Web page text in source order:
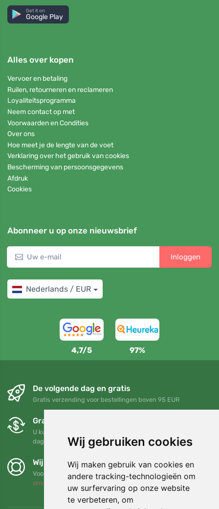
Wij gebruiken cookies
Wij maken gebruik van cookies en
andere tracking-technologieën om
uw surfervaring op onze website
te verbeteren, om
Get it on
Google Play
Alles over kopen
Vervoer en betaling
Ruilen, retourneren en reclameren
Loyaliteitsprogramma
Neem contact op met
Voorwaarden en Condities
Over ons
Hoe meet je de lengte van de voet
Verklaring over het gebruik van cookies
Bescherming van persoonsgegevens
Afdruk
Cookies
Abonneer u op onze nieuwsbrief
Inloggen
Nederlands / EUR
4,7/5 97%
De volgende dag en gratis
Gratis verzending voor bestellingen boven 95 EUR
Gratis ruilen en retourneren
U kunt uw bestelling op elk gewenst moment binnen 90
dagen retourneren of ruilen
Wij steunen Trees.org
Voor elke bestelling planten we een boom! Lees meer Over
ons